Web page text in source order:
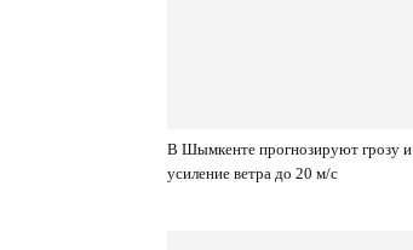
В Шымкенте прогнозируют грозу и
усиление ветра до 20 м/с